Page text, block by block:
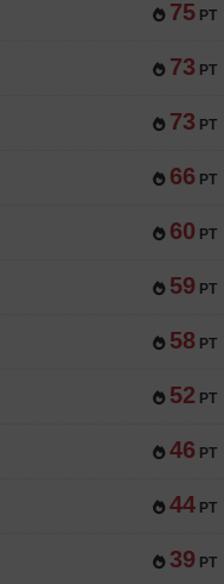
75 PT
73 PT
73 PT
66 PT
60 PT
59 PT
58 PT
52 PT
46 PT
44 PT
39 PT